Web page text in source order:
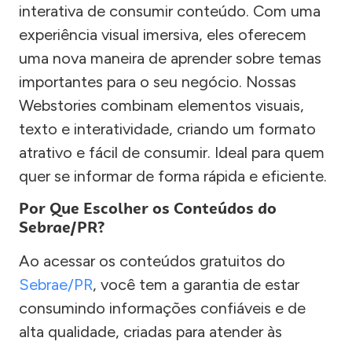
interativa de consumir conteúdo. Com uma
experiência visual imersiva, eles oferecem
uma nova maneira de aprender sobre temas
importantes para o seu negócio. Nossas
Webstories combinam elementos visuais,
texto e interatividade, criando um formato
atrativo e fácil de consumir. Ideal para quem
quer se informar de forma rápida e eficiente.
Por Que Escolher os Conteúdos do
Sebrae/PR?
Ao acessar os conteúdos gratuitos do
Sebrae/PR, você tem a garantia de estar
consumindo informações confiáveis e de
alta qualidade, criadas para atender às